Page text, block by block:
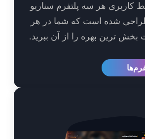
سه پلتفرم سناریو
است که شما در هر
را از آن ببرید.